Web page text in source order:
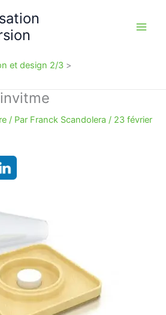
et design 2/3
/ Par Franck Scandolera / 23 février